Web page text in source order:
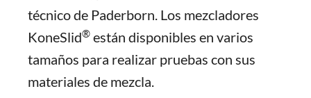
técnico de Paderborn. Los mezcladores
KoneSlid® están disponibles en varios
tamaños para realizar pruebas con sus
materiales de mezcla.